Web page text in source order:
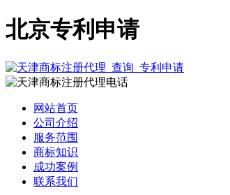
北京专利申请
网站首页
公司介绍
服务范围
商标知识
成功案例
联系我们